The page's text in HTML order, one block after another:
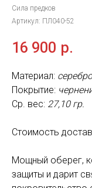
Сила предков
Артикул: ПЛ040-52
16 900 р.
Материал:
Покрытие:
Ср. вес: 27,10 гр.
Стоимость
Мощный оберег,
защиты и дарит